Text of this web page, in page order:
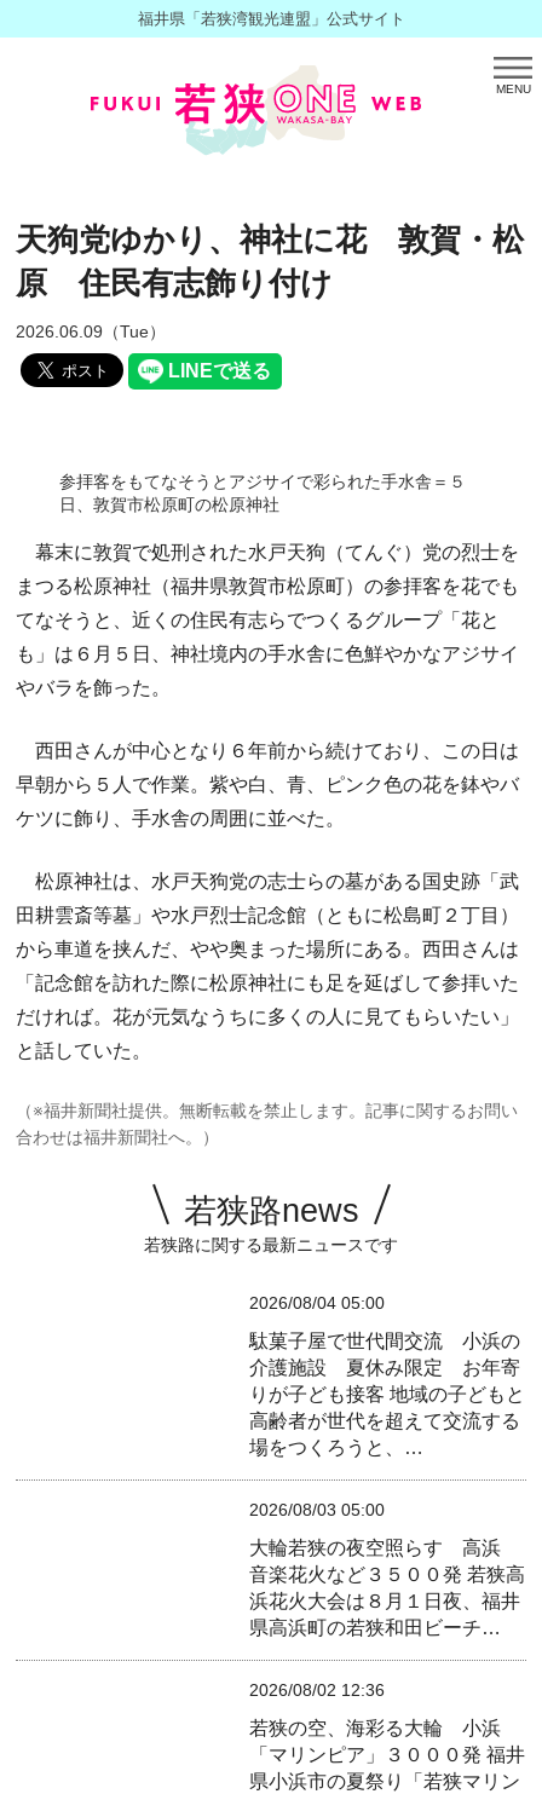
福井県「若狭湾観光連盟」公式サイト
MENU
天狗党ゆかり、神社に花 敦賀・松
原 住民有志飾り付け
2026.06.09（Tue）
参拝客をもてなそうとアジサイで彩られた手水舎＝５
日、敦賀市松原町の松原神社
幕末に敦賀で処刑された水戸天狗（てんぐ）党の烈士を
まつる松原神社（福井県敦賀市松原町）の参拝客を花でも
てなそうと、近くの住民有志らでつくるグループ「花と
も」は６月５日、神社境内の手水舎に色鮮やかなアジサイ
やバラを飾った。
西田さんが中心となり６年前から続けており、この日は
早朝から５人で作業。紫や白、青、ピンク色の花を鉢やバ
ケツに飾り、手水舎の周囲に並べた。
松原神社は、水戸天狗党の志士らの墓がある国史跡「武
田耕雲斎等墓」や水戸烈士記念館（ともに松島町２丁目）
から車道を挟んだ、やや奥まった場所にある。西田さんは
「記念館を訪れた際に松原神社にも足を延ばして参拝いた
だければ。花が元気なうちに多くの人に見てもらいたい」
と話していた。
（※福井新聞社提供。無断転載を禁止します。記事に関するお問い
合わせは福井新聞社へ。）
若狭路news
若狭路に関する最新ニュースです
2026/08/04 05:00
駄菓子屋で世代間交流 小浜の
介護施設 夏休み限定 お年寄
りが子ども接客 地域の子どもと
高齢者が世代を超えて交流する
場をつくろうと、…
2026/08/03 05:00
大輪若狭の夜空照らす 高浜
音楽花火など３５００発 若狭高
浜花火大会は８月１日夜、福井
県高浜町の若狭和田ビーチ…
2026/08/02 12:36
若狭の空、海彩る大輪 小浜
「マリンピア」３０００発 福井
県小浜市の夏祭り「若狭マリン